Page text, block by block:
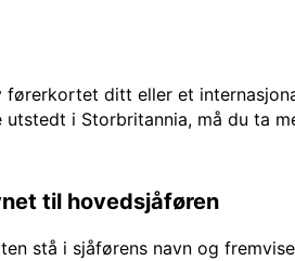
førerkortet ditt eller et
i Storbritannia, må du ta
til hovedsjåføren
stå i sjåførens navn og